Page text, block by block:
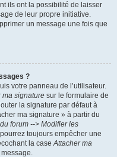
ils ont la possibilité de laisser
de leur propre initiative.
un message une fois que
?
votre panneau de l’utilisateur.
ma signature sur le formulaire de
la signature par défaut à
ma signature » à partir du
forum --> Modifier les
toujours empêcher une
la caseAttacher ma